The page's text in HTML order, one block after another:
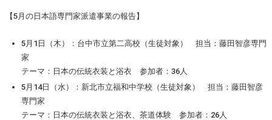
【5月の日本語専門家派遣事業の報告】
5月1日（木）：台中市立第二高校（生徒対象） 担当：藤田智彦専門
家
テーマ：日本の伝統衣装と浴衣 参加者：36人
5月14日（水）：新北市立福和中学校（生徒対象） 担当：藤田智彦
専門家
テーマ：日本の伝統衣装と浴衣、茶道体験 参加者：26人